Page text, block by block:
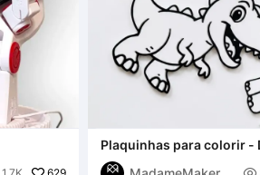
Plaquinhas para colorir -